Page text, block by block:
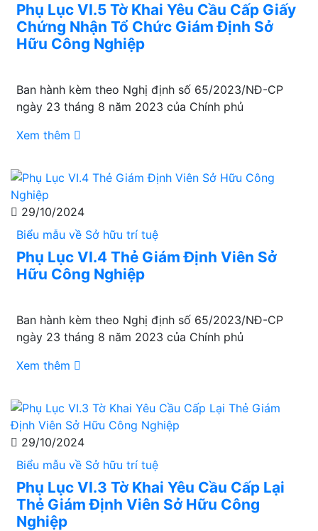
Phụ Lục VI.5 Tờ Khai Yêu Cầu Cấp Giấy
Chứng Nhận Tổ Chức Giám Định Sở
Hữu Công Nghiệp
Ban hành kèm theo Nghị định số 65/2023/NĐ-CP
ngày 23 tháng 8 năm 2023 của Chính phủ
Xem thêm
29/10/2024
Biểu mẫu về Sở hữu trí tuệ
Phụ Lục VI.4 Thẻ Giám Định Viên Sở
Hữu Công Nghiệp
Ban hành kèm theo Nghị định số 65/2023/NĐ-CP
ngày 23 tháng 8 năm 2023 của Chính phủ
Xem thêm
29/10/2024
Biểu mẫu về Sở hữu trí tuệ
Phụ Lục VI.3 Tờ Khai Yêu Cầu Cấp Lại
Thẻ Giám Định Viên Sở Hữu Công
Nghiệp